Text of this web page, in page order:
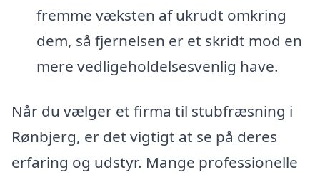
fremme væksten af ukrudt omkring
dem, så fjernelsen er et skridt mod en
mere vedligeholdelsesvenlig have.
Når du vælger et firma til stubfræsning i
Rønbjerg, er det vigtigt at se på deres
erfaring og udstyr. Mange professionelle